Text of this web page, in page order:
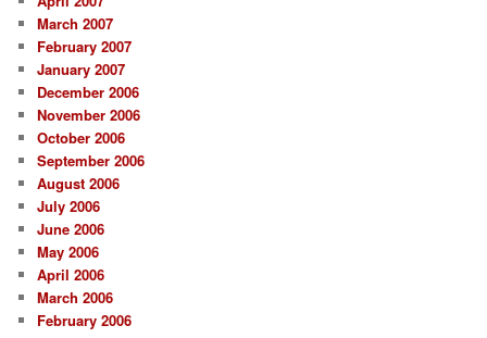
March 2007
February 2007
January 2007
December 2006
November 2006
October 2006
September 2006
August 2006
July 2006
June 2006
May 2006
April 2006
March 2006
February 2006